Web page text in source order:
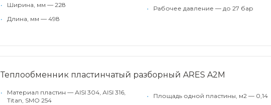
•
Ширина, мм — 228
•
Длина, мм — 498
•
Рабочее давление — до 27 бар
Теплообменник пластинчатый разборный ARES A2M
•
Материал пластин — AISI 304, AISI 316,
Titan, SMO 254
•
Площадь одной пластины, м2 — 0,14